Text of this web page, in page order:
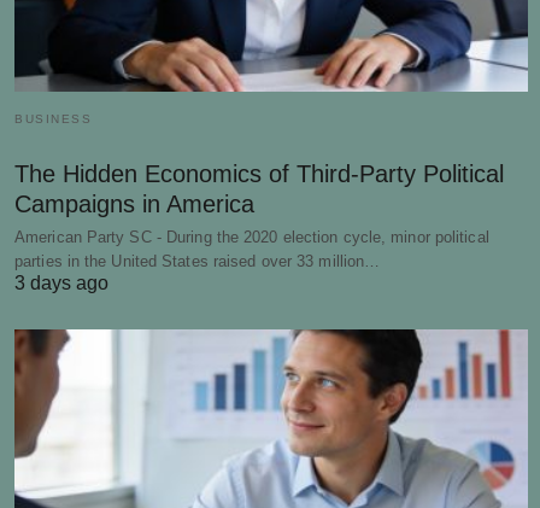
BUSINESS
The Hidden Economics of Third-Party Political
Campaigns in America
American Party SC - During the 2020 election cycle, minor political
parties in the United States raised over 33 million…
3 days ago